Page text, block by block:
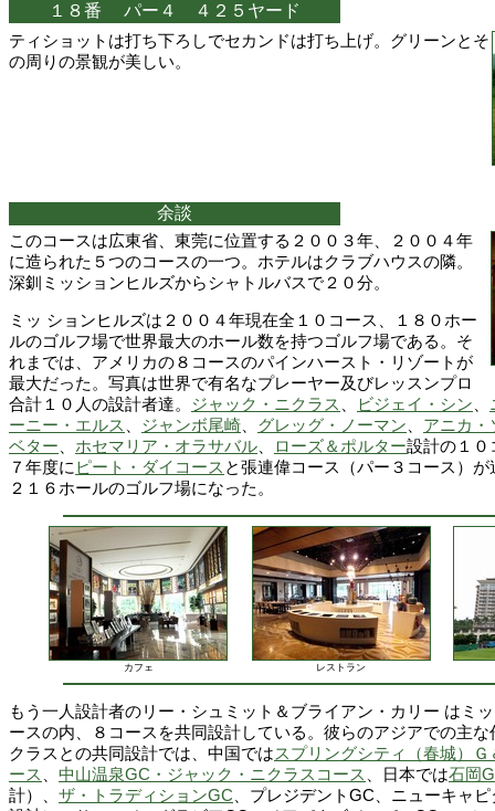
１８番 パー４ ４２５ヤード
ティショットは打ち下ろしでセカンドは打ち上げ。グリーンとそ
の周りの景観が美しい。
余談
このコースは広東省、東莞に位置する２００３年、２００４年
に造られた５つのコースの一つ。ホテルはクラブハウスの隣。
深釧ミッションヒルズからシャトルバスで２０分。
ミッ ションヒルズは２００４年現在全１０コース、１８０ホー
ルのゴルフ場で世界最大のホール数を持つゴルフ場である。そ
れまでは、アメリカの８コースのパインハースト・リゾートが
最大だった。写真は世界で有名なプレーヤー及びレッスンプロ
合計１０人の設計者達。 ジャック・ニクラス ビジェイ・シン
ーニー・エルス
ジャンボ尾崎 グレッグ・ノーマン
アニカ・
ベター
ホセマリア・オラサバル ローズ＆ポルター設計の１０
７年度に ピート・ダイコース と張連偉コース（パー３コース）
２１６ホールのゴルフ場になった。
カフェ レストラン
もう一人設計者のリー・シュミット＆ブライアン・カリー はミ
ースの内、８コースを共同設計している。彼らのアジアでの主
クラスとの共同設計では、中国ではスプリングシティ（春城）
ース
中山温泉GC・ジャック・ニクラスコース 、日本では石岡
計）、 ザ・トラディションGC 、プレジデントGC、ニューキャ